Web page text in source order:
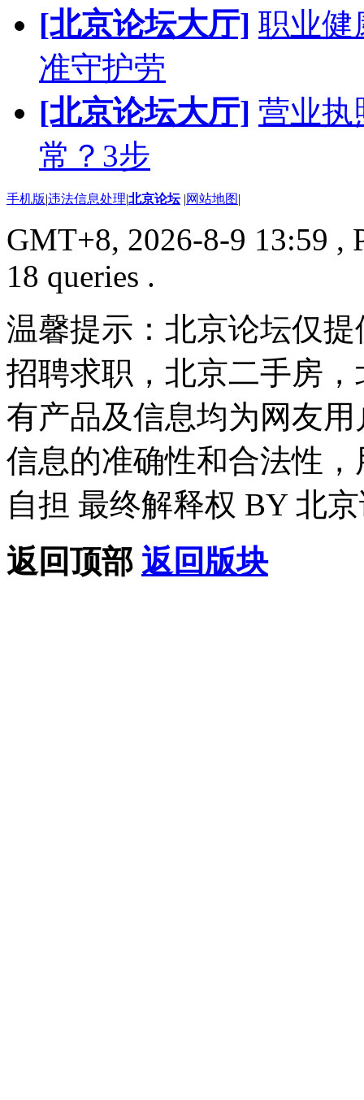
[北京论坛大厅] 职业健
准守护劳
[北京论坛大厅] 营业执
常？3步
手机版|违法信息处理|北京论坛 |网站地图|
GMT+8, 2026-8-9 13:59 ,
18 queries .
温馨提示：北京论坛仅
招聘求职，北京二手房
有产品及信息均为网友
信息的准确性和合法性
自担 最终解释权 BY 北
返回顶部 返回版块